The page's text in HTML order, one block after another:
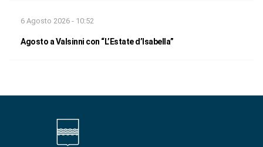
6 Agosto 2026 - 10:52
Agosto a Valsinni con “L’Estate d’Isabella”